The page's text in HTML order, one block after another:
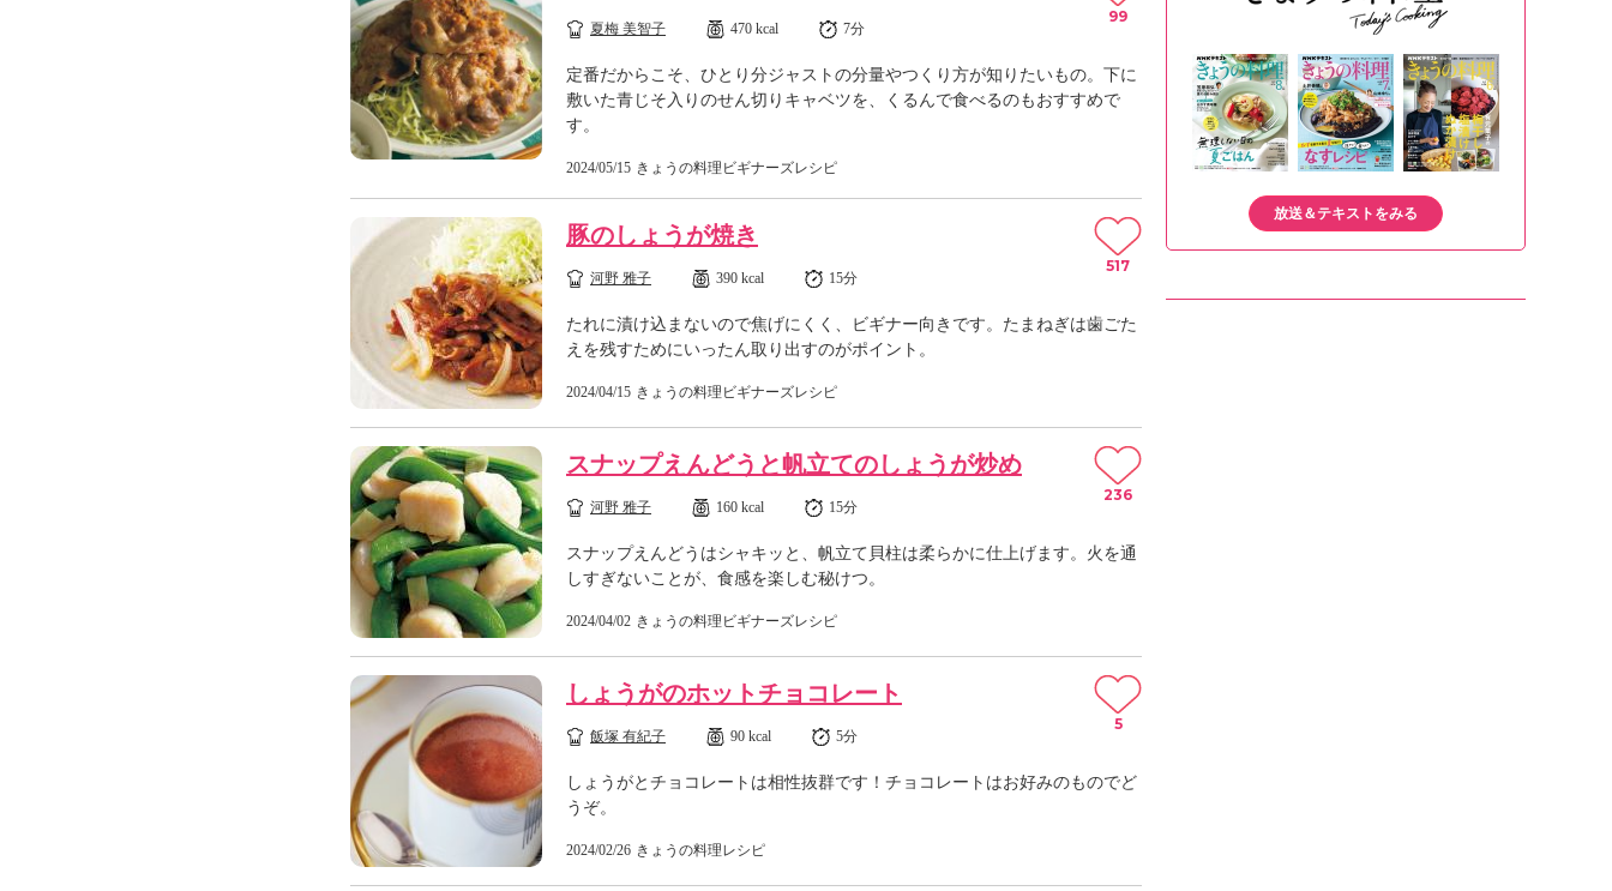
夏梅 美智子 470 kcal 7分
定番だからこそ、ひとり分ジャストの分量やつくり方が知りたいもの。下に
敷いた青じそ入りのせん切りキャベツを、くるんで食べるのもおすすめで
す。
2024/05/15 きょうの料理ビギナーズレシピ
99
豚のしょうが焼き
河野 雅子 390 kcal 15分
たれに漬け込まないので焦げにくく、ビギナー向きです。たまねぎは歯ごた
えを残すためにいったん取り出すのがポイント。
2024/04/15 きょうの料理ビギナーズレシピ
517
スナップえんどうと帆立てのしょうが炒め
河野 雅子 160 kcal 15分
スナップえんどうはシャキッと、帆立て貝柱は柔らかに仕上げます。火を通
しすぎないことが、食感を楽しむ秘けつ。
2024/04/02 きょうの料理ビギナーズレシピ
236
しょうがのホットチョコレート
飯塚 有紀子 90 kcal 5分
しょうがとチョコレートは相性抜群です！チョコレートはお好みのものでど
うぞ。
2024/02/26 きょうの料理レシピ
5
放送＆テキストをみる